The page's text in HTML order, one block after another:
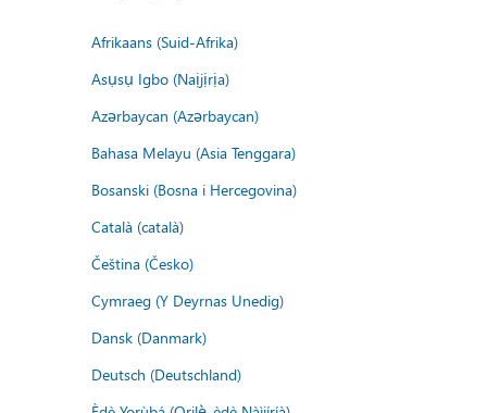
Afrikaans (Suid-Afrika)
Asụsụ Igbo (Naịjịrịa)
Azərbaycan (Azərbaycan)
Bahasa Melayu (Asia Tenggara)
Bosanski (Bosna i Hercegovina)
Català (català)
Čeština (Česko)
Cymraeg (Y Deyrnas Unedig)
Dansk (Danmark)
Deutsch (Deutschland)